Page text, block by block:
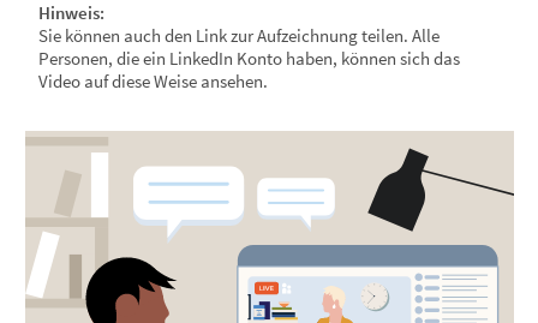
Hinweis:
Sie können auch den Link zur Aufzeichnung teilen. Alle
Personen, die ein LinkedIn Konto haben, können sich das
Video auf diese Weise ansehen.